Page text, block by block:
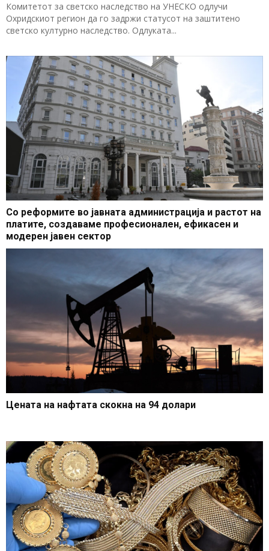
Комитетот за светско наследство на УНЕСКО одлучи
Охридскиот регион да го задржи статусот на заштитено
светско културно наследство. Одлуката...
Со реформите во јавната администрација и растот на
платите, создаваме професионален, ефикасен и
модерен јавен сектор
Цената на нафтата скокна на 94 долари